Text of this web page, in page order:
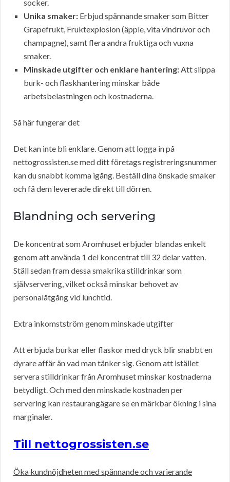
socker.
Unika smaker: Erbjud spännande smaker som Bitter
Grapefrukt, Fruktexplosion (äpple, vita vindruvor och
champagne), samt flera andra fruktiga och vuxna
smaker.
Minskade utgifter och enklare hantering: Att slippa
burk- och flaskhantering minskar både
arbetsbelastningen och kostnaderna.
Så här fungerar det
Det kan inte bli enklare. Genom att logga in på
nettogrossisten.se med ditt företags registreringsnummer
kan du snabbt komma igång. Beställ dina önskade smaker
och få dem levererade direkt till dörren.
Blandning och servering
De koncentrat som Aromhuset erbjuder blandas enkelt
genom att använda 1 del koncentrat till 32 delar vatten.
Ställ sedan fram dessa smakrika stilldrinkar som
självservering, vilket också minskar behovet av
personalåtgång vid lunchtid.
Extra inkomstström genom minskade utgifter
Att erbjuda burkar eller flaskor med dryck blir snabbt en
dyrare affär än vad man tänker sig. Genom att istället
servera stilldrinkar från Aromhuset minskar kostnaderna
betydligt. Och med den minskade kostnaden per
servering kan restaurangägare se en märkbar ökning i sina
marginaler.
Till nettogrossisten.se
Öka kundnöjdheten med spännande och varierande